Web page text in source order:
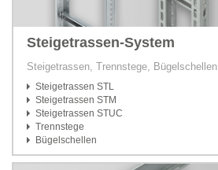
Steigetrassen-System
Steigetrassen, Trennstege, Bügelschellen
Steigetrassen STL
Steigetrassen STM
Steigetrassen STUC
Trennstege
Bügelschellen